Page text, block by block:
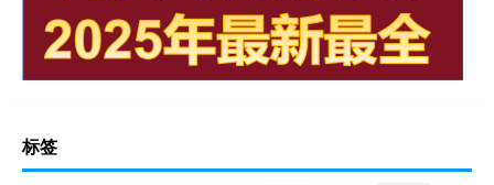
标签